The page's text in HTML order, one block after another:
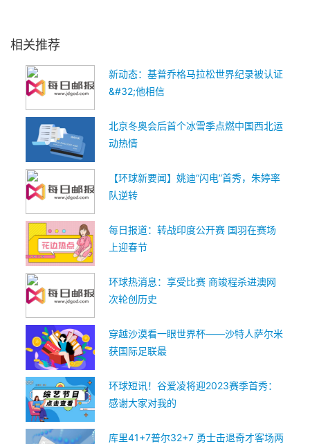
相关推荐
新动态：基普乔格马拉松世界纪录被认证
&#32;他相信
北京冬奥会后首个冰雪季点燃中国西北运
动热情
【环球新要闻】姚迪“闪电”首秀，朱婷率
队逆转
每日报道：转战印度公开赛 国羽在赛场
上迎春节
环球热消息：享受比赛 商竣程杀进澳网
次轮创历史
穿越沙漠看一眼世界杯——沙特人萨尔米
获国际足联最
环球短讯！谷爱凌将迎2023赛季首秀：
感谢大家对我的
库里41+7普尔32+7 勇士击退奇才客场两